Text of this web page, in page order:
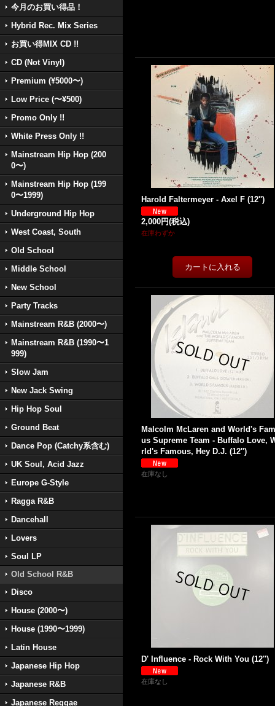
今月のお買い得品！
Hybrid Rec. Mix Series
お買い得MIX CD !!
CD (Not Vinyl)
Premium (¥5000〜)
Low Price (〜¥500)
Promo Only !!
White Press Only !!
Mainstream Hip Hop (200
0〜)
Mainstream Hip Hop (199
0〜1999)
Underground Hip Hop
West Coast, South
Old School
Middle School
New School
Party Tracks
Mainstream R&B (2000〜)
Mainstream R&B (1990〜1
999)
Slow Jam
New Jack Swing
Hip Hop Soul
Ground Beat
Dance Pop (Catchy系含む)
UK Soul, Acid Jazz
Europe G-Style
Ragga R&B
Dancehall
Lovers
Soul LP
Old School R&B
Disco
House (2000〜)
House (1990〜1999)
Latin House
Japanese Hip Hop
Japanese R&B
Japanese Reggae
Harold Faltermeyer - Axel F (12'')
2,000円(税込)
在庫わずか
Malcolm McLaren and World's
us Supreme Team - Buffalo Love,
rld's Famous, Hey D.J. (12'')
在庫なし
D' Influence - Rock With You (12'')
在庫なし